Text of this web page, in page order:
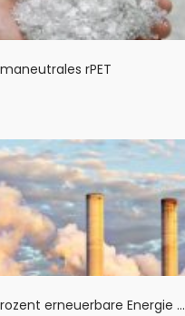
rPET
erneuerbare Energie ...